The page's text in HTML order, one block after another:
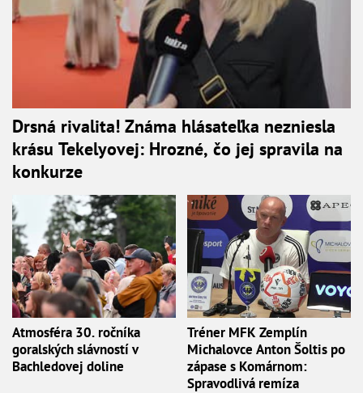
Drsná rivalita! Známa hlásateľka nezniesla
krásu Tekelyovej: Hrozné, čo jej spravila na
konkurze
Atmosféra 30. ročníka
goralských slávností v
Bachledovej doline
Tréner MFK Zemplín
Michalovce Anton Šoltis po
zápase s Komárnom:
Spravodlivá remíza